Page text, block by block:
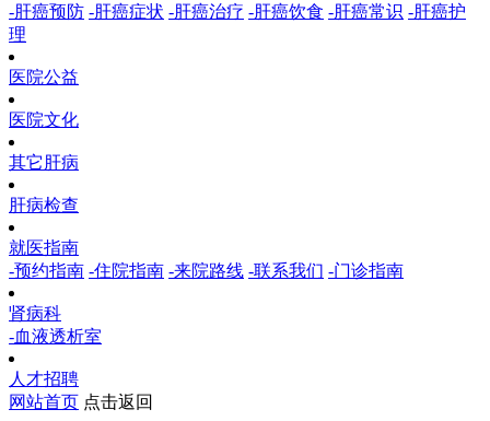
-肝癌预防 -肝癌症状 -肝癌治疗 -肝癌饮食 -肝癌常识 -肝癌护
理
医院公益
医院文化
其它肝病
肝病检查
就医指南
-预约指南 -住院指南 -来院路线 -联系我们 -门诊指南
肾病科
-血液透析室
人才招聘
网站首页 点击返回